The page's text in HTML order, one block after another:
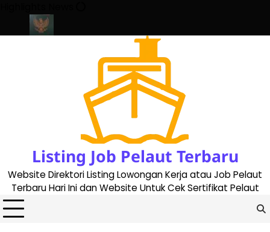
content
Listing Job Pelaut Terbaru
Website Direktori Listing Lowongan Kerja atau Job Pelaut
Terbaru Hari Ini dan Website Untuk Cek Sertifikat Pelaut